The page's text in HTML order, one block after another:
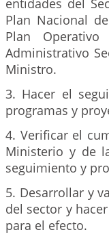
entidades del
Plan Nacional
Plan
Administrativo
Ministro.
3. Hacer el
programas y
4. Verificar el
Ministerio y de
seguimiento y
5. Desarrollar y
del sector y
para el efecto.